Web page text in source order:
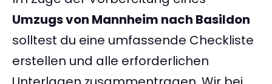
Umzugs von Mannheim nach Basildon
solltest du eine umfassende Checkliste
erstellen und alle erforderlichen